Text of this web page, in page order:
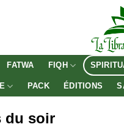
FATWA FIQH
PACK ÉDITIONS
du soir